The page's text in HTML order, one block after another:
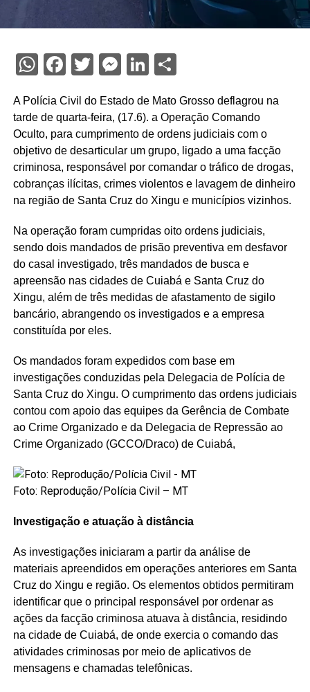
WhatsApp
Facebook
Twitter
Messenger
LinkedIn
Share
A Polícia Civil do Estado de Mato Grosso deflagrou na
tarde de quarta-feira, (17.6). a Operação Comando
Oculto, para cumprimento de ordens judiciais com o
objetivo de desarticular um grupo, ligado a uma facção
criminosa, responsável por comandar o tráfico de drogas,
cobranças ilícitas, crimes violentos e lavagem de dinheiro
na região de Santa Cruz do Xingu e municípios vizinhos.
Na operação foram cumpridas oito ordens judiciais,
sendo dois mandados de prisão preventiva em desfavor
do casal investigado, três mandados de busca e
apreensão nas cidades de Cuiabá e Santa Cruz do
Xingu, além de três medidas de afastamento de sigilo
bancário, abrangendo os investigados e a empresa
constituída por eles.
Os mandados foram expedidos com base em
investigações conduzidas pela Delegacia de Polícia de
Santa Cruz do Xingu. O cumprimento das ordens judiciais
contou com apoio das equipes da Gerência de Combate
ao Crime Organizado e da Delegacia de Repressão ao
Crime Organizado (GCCO/Draco) de Cuiabá,
Foto: Reprodução/Polícia Civil – MT
Investigação e atuação à distância
As investigações iniciaram a partir da análise de
materiais apreendidos em operações anteriores em Santa
Cruz do Xingu e região. Os elementos obtidos permitiram
identificar que o principal responsável por ordenar as
ações da facção criminosa atuava à distância, residindo
na cidade de Cuiabá, de onde exercia o comando das
atividades criminosas por meio de aplicativos de
mensagens e chamadas telefônicas.